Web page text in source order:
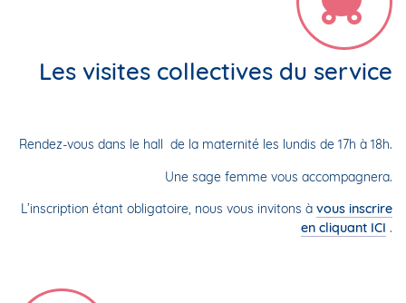
Les visites collectives du service
Rendez-vous dans le hall de la maternité les lundis de 17h à 18h.
Une sage femme vous accompagnera.
L’inscription étant obligatoire, nous vous invitons à vous inscrire
en cliquant ICI .